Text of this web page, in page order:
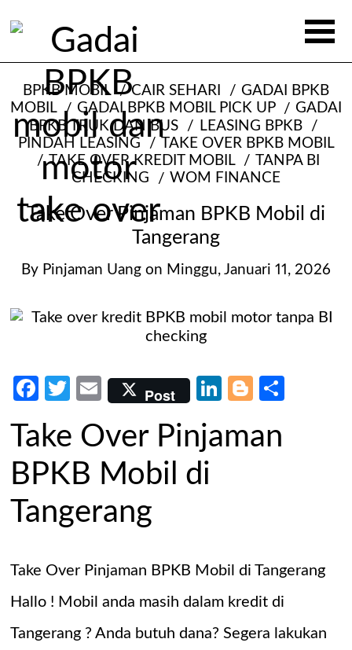
BPKB MOBIL CAIR SEHARI
GADAI BPKB
MOBIL
GADAI BPKB MOBIL PICK UP
GADAI
BPKB TRUK DAN BUS
LEASING BPKB
PINDAH LEASING
TAKE OVER BPKB MOBIL
TAKE OVER KREDIT MOBIL
TANPA BI
CHECKING
WOM FINANCE
Take Over Pinjaman BPKB Mobil di
Tangerang
By Pinjaman Uang on Minggu, Januari 11, 2026
Facebook
Twitter
EmailPost LinkedIn
Blogger
Take Over Pinjaman
BPKB Mobil di
Tangerang
Take Over Pinjaman BPKB Mobil di Tangerang
Hallo ! Mobil anda masih dalam kredit di
Tangerang ? Anda butuh dana? Segera lakukan